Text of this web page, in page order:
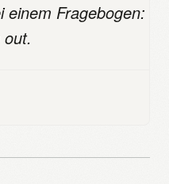
einem Fragebogen: